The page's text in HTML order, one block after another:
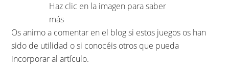
Haz clic en la imagen para saber
más
Os animo a comentar en el blog si estos juegos os han
sido de utilidad o si conocéis otros que pueda
incorporar al artículo.